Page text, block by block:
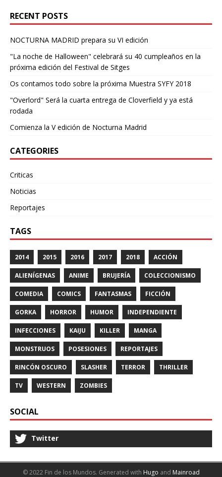
RECENT POSTS
NOCTURNA MADRID prepara su VI edición
"La noche de Halloween" celebrará su 40 cumpleaños en la
próxima edición del Festival de Sitges
Os contamos todo sobre la próxima Muestra SYFY 2018
"Overlord" Será la cuarta entrega de Cloverfield y ya está
rodada
Comienza la V edición de Nocturna Madrid
CATEGORIES
Criticas
Noticias
Reportajes
TAGS
2014 2015 2016 2017 2018 ACCIÓN
ALIENÍGENAS ANIME BRUJERÍA COLECCIONISMO
COMEDIA COMICS FANTASMAS FICCIÓN
GORKA HORROR HUMOR INDEPENDIENTE
INFECCIONES KAIJU KILLER MANGA
MONSTRUOS POSESIONES REPORTAJES
RINCÓN OSCURO SLASHER TERROR THRILLER
TV WESTERN ZOMBIES
SOCIAL
Twitter
© 2022 Fin de los Mundos. Generated with Hugo and Mainroad